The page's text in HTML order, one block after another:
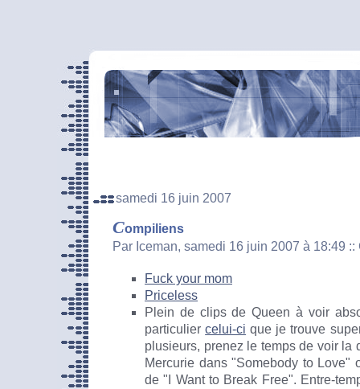
samedi 16 juin 2007
Compiliens
Par Iceman, samedi 16 juin 2007 à 18:49 ::
Fuck your mom
Priceless
Plein de clips de Queen à voir
particuliercelui-ci que je trouve
plusieurs, prenez le temps de voir la
Mercurie dans "Somebody to Love"
de "I Want to Break Free". Entre-